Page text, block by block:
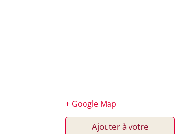
+ Google Map
Ajouter à votre